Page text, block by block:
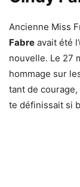
Ancienne Miss
Fabre avait été
nouvelle. Le 27
hommage sur
tant de
te définissait si